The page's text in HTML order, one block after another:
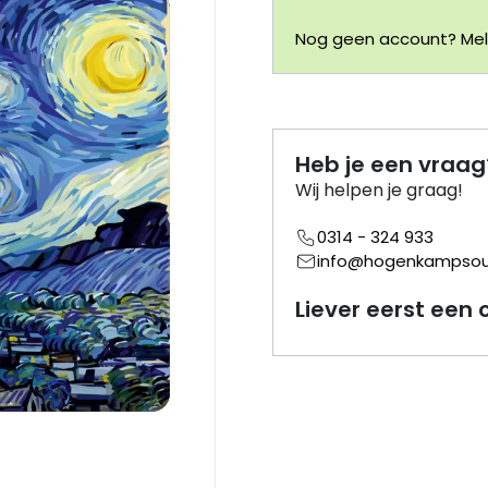
Nog geen account?
Heb je een
Wij helpen je graag!
0314 - 324 933
Liever eerst een